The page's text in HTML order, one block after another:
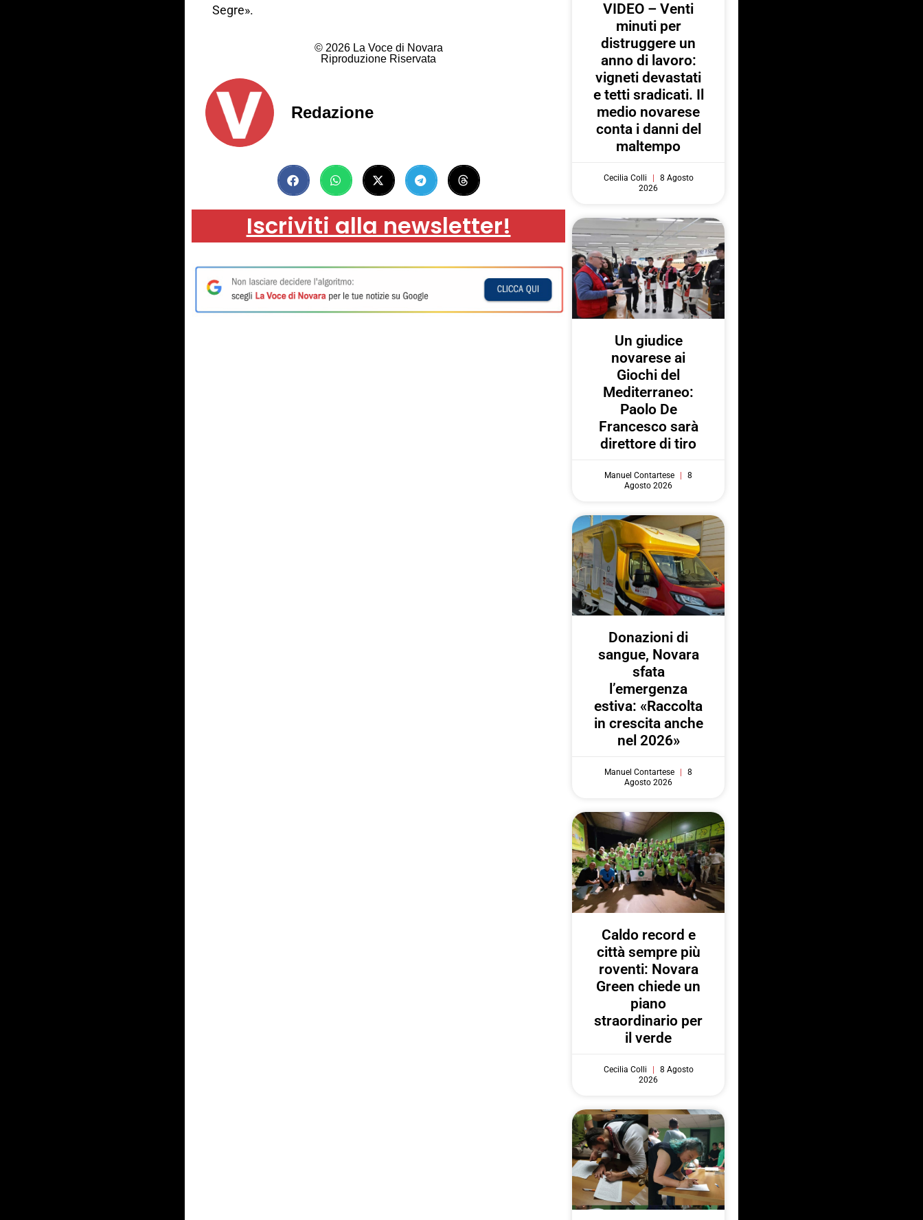
Segre».
© 2026 La Voce di Novara
Riproduzione Riservata
Redazione
Iscriviti alla newsletter!
VIDEO – Venti
minuti per
distruggere un
anno di lavoro:
vigneti devastati
e tetti sradicati. Il
medio novarese
conta i danni del
maltempo
Cecilia Colli
8 Agosto
2026
Un giudice
novarese ai
Giochi del
Mediterraneo:
Paolo De
Francesco sarà
direttore di tiro
Manuel Contartese
8
Agosto 2026
Donazioni di
sangue, Novara
sfata
l’emergenza
estiva: «Raccolta
in crescita anche
nel 2026»
Manuel Contartese
8
Agosto 2026
Caldo record e
città sempre più
roventi: Novara
Green chiede un
piano
straordinario per
il verde
Cecilia Colli
8 Agosto
2026